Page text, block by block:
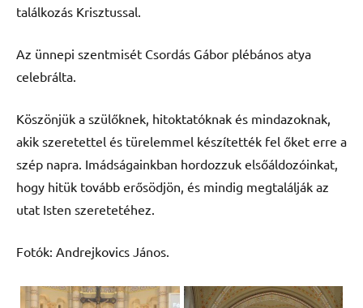
találkozás Krisztussal.
Az ünnepi szentmisét Csordás Gábor plébános atya
celebrálta.
Köszönjük a szülőknek, hitoktatóknak és mindazoknak,
akik szeretettel és türelemmel készítették fel őket erre a
szép napra. Imádságainkban hordozzuk elsőáldozóinkat,
hogy hitük tovább erősödjön, és mindig megtalálják az
utat Isten szeretetéhez.
Fotók: Andrejkovics János.